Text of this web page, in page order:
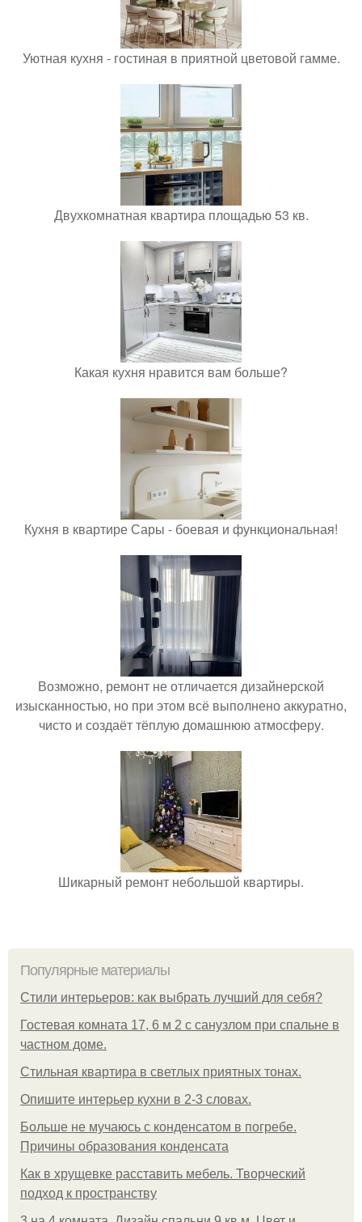
Уютная кухня - гостиная в приятной цветовой гамме.
Двухкомнатная квартира площадью 53 кв.
Какая кухня нравится вам больше?
Кухня в квартире Сары - боевая и функциональная!
Возможно, ремонт не отличается дизайнерской
изысканностью, но при этом всё выполнено аккуратно,
чисто и создаёт тёплую домашнюю атмосферу.
Шикарный ремонт небольшой квартиры.
Популярные материалы
Стили интерьеров: как выбрать лучший для себя?
Гостевая комната 17, 6 м 2 с санузлом при спальне в
частном доме.
Стильная квартира в светлых приятных тонах.
Опишите интерьер кухни в 2-3 словах.
Больше не мучаюсь с конденсатом в погребе.
Причины образования конденсата
Как в хрущевке расставить мебель. Творческий
подход к пространству